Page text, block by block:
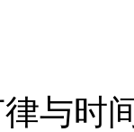
与时